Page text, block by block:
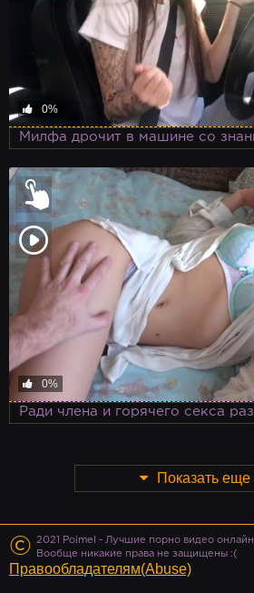
0%
0%
Показать еще
©
2021 Poimel - Лучшие порно видео онлайн
Вообще никакие права не защищены :(
Правообладателям(Abuse)